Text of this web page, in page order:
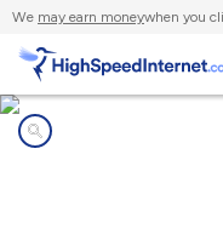
We may earn moneywhen you